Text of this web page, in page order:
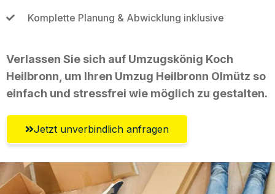
Komplette Planung & Abwicklung inklusive
Verlassen Sie sich auf Umzugskönig Koch
Heilbronn, um Ihren Umzug Heilbronn Olmütz so
einfach und stressfrei wie möglich zu gestalten.
Jetzt unverbindlich anfragen